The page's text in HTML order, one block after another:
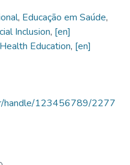
, Educação em Saúde,
Inclusion, [en]
Education, [en]
handle/123456789/2277